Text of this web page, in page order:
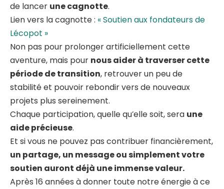
de lancer une cagnotte.
Lien vers la cagnotte : « Soutien aux fondateurs de
Lécopot »
Non pas pour prolonger artificiellement cette
aventure, mais pour nous aider à traverser cette
période de transition, retrouver un peu de
stabilité et pouvoir rebondir vers de nouveaux
projets plus sereinement.
Chaque participation, quelle qu’elle soit, sera une
aide précieuse.
Et si vous ne pouvez pas contribuer financièrement,
un partage, un message ou simplement votre
soutien auront déjà une immense valeur.
Après 16 années à donner toute notre énergie à ce